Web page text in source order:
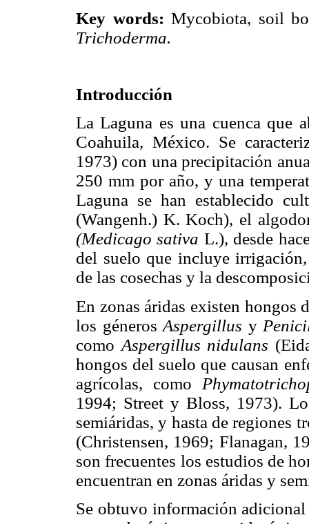
Key words: Mycobiota, soil
Trichoderma.
Introducción
La Laguna es una cuenca que
Coahuila, México. Se
1973) con una precipitación
250 mm por año, y una
Laguna se han establecido
(Wangenh.) K. Koch), el
(Medicago sativa L.), desde
del suelo que incluye
de las cosechas y la
En zonas áridas existen hongos
los génerosAspergillus y
como Aspergillus nidulans
hongos del suelo que causan
agrícolas, como
1994; Street y Bloss, 1973).
semiáridas, y hasta de regiones
(Christensen, 1969; Flanagan,
son frecuentes los estudios de
encuentran en zonas áridas y
Se obtuvo información